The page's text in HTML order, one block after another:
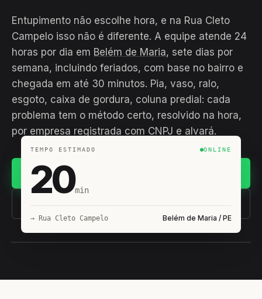
Entupimento não escolhe hora, e na Rua Cleto
Campelo isso não é diferente. A equipe atende 24
horas por dia em Belém de Maria, sete dias por
semana, incluindo feriados, com base no bairro e
chegada em até 30 minutos. Pia, vaso, ralo,
esgoto, caixa de gordura, coluna predial: cada
problema tem o método certo, resolvido na hora,
por empresa registrada com CNPJ e alvará.
(11) 93407-8838
TEMPO ESTIMADO ONLINE
20min
→ Rua Cleto Campelo Belém de Maria / PE